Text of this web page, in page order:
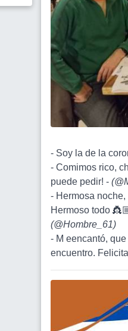
- Soy la de la
- Comimos rico,
puede pedir! - (
- Hermosa
Hermoso todo
(@Hombre_61)
- M eencantó,
encuentro.